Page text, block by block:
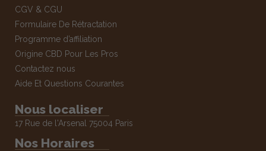
CGV & CGU
Formulaire De Rétractation
Programme d’affiliation
Origine CBD Pour Les Pros
Contactez nous
Aide Et Questions Courantes
Nous localiser
17 Rue de l'Arsenal 75004 Paris
Nos Horaires